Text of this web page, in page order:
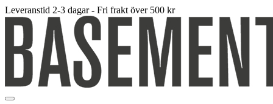
Leveranstid 2-3 dagar - Fri frakt över 500 kr